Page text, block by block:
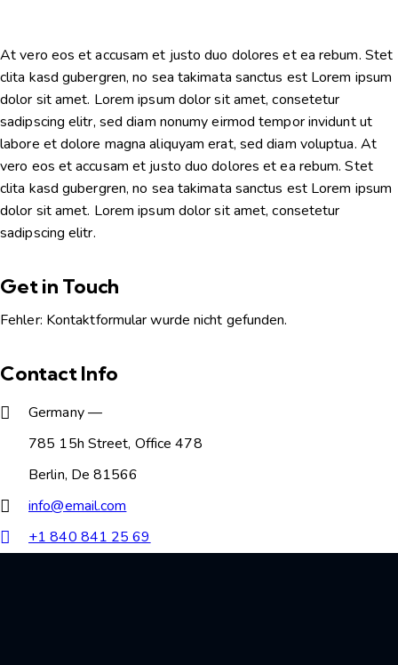
At vero eos et accusam et justo duo dolores et ea rebum. Stet
clita kasd gubergren, no sea takimata sanctus est Lorem ipsum
dolor sit amet. Lorem ipsum dolor sit amet, consetetur
sadipscing elitr, sed diam nonumy eirmod tempor invidunt ut
labore et dolore magna aliquyam erat, sed diam voluptua. At
vero eos et accusam et justo duo dolores et ea rebum. Stet
clita kasd gubergren, no sea takimata sanctus est Lorem ipsum
dolor sit amet. Lorem ipsum dolor sit amet, consetetur
sadipscing elitr.
Get in Touch
Fehler: Kontaktformular wurde nicht gefunden.
Contact Info
Germany —
785 15h Street, Office 478
Berlin, De 81566
info@email.com
+1 840 841 25 69